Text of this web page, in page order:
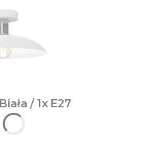
/ 1x E27